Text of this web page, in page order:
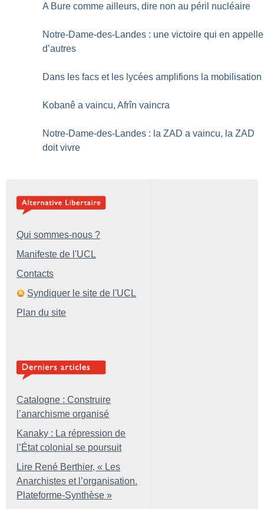
A Bure comme ailleurs, dire non au péril nucléaire
Notre-Dame-des-Landes : une victoire qui en appelle
d’autres
Dans les facs et les lycées amplifions la mobilisation
Kobanê a vaincu, Afrîn vaincra
Notre-Dame-des-Landes : la ZAD a vaincu, la ZAD
doit vivre
Qui sommes-nous ?
Manifeste de l'UCL
Contacts
Syndiquer le site de l'UCL
Plan du site
Catalogne : Construire
l’anarchisme organisé
Kanaky : La répression de
l’État colonial se poursuit
Lire René Berthier, « Les
Anarchistes et l’organisation.
Plateforme-Synthèse »